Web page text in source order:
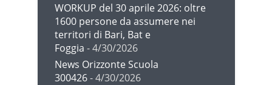
WORKUP del 30 aprile 2026: oltre
1600 persone da assumere nei
territori di Bari, Bat e
Foggia - 4/30/2026
News Orizzonte Scuola
300426- 4/30/2026